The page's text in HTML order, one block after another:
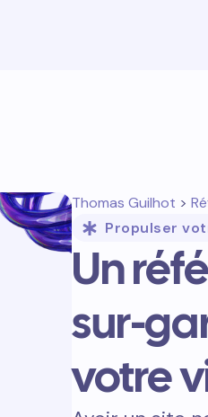
Thomas Guilhot >
Propulser
Un
sur-
votre